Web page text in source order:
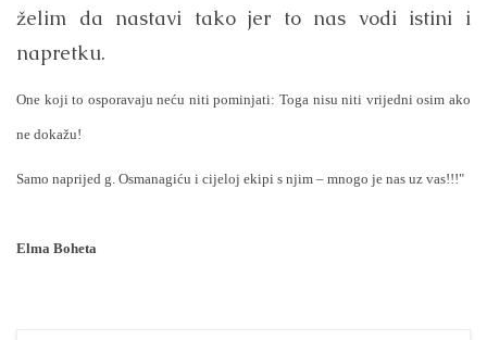
želim da nastavi tako jer to nas vodi istini i
napretku.
One koji to osporavaju neću niti pominjati: Toga nisu niti vrijedni osim ako
ne dokažu!
Samo naprijed g. Osmanagiću i cijeloj ekipi s njim – mnogo je nas uz vas!!!"
Elma Boheta